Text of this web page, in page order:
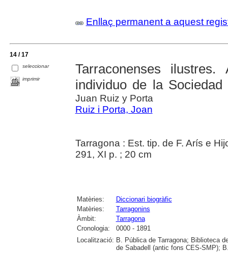
Enllaç permanent a aquest
14 / 17
seleccionar
imprimir
Tarraconenses
individuo de la Sociedad
Juan Ruiz y Porta
Ruiz i Porta, Joan
Tarragona : Est. tip. de F. Arís e
291, XI p. ; 20 cm
Matèries:
Diccionari biogràfic
Matèries:
Tarragonins
Àmbit:
Tarragona
Cronologia:
0000 - 1891
Localització: B. Pública de Tarragona; Biblioteca
de Sabadell (antic fons CES-SMP);